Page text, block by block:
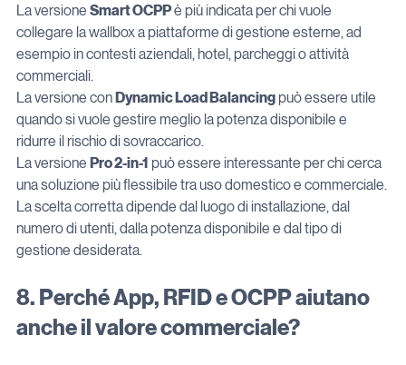
La versione Smart OCPP è più indicata per chi vuole
collegare la wallbox a piattaforme di gestione esterne, ad
esempio in contesti aziendali, hotel, parcheggi o attività
commerciali.
La versione con Dynamic Load Balancing può essere utile
quando si vuole gestire meglio la potenza disponibile e
ridurre il rischio di sovraccarico.
La versione Pro 2-in-1 può essere interessante per chi cerca
una soluzione più flessibile tra uso domestico e commerciale.
La scelta corretta dipende dal luogo di installazione, dal
numero di utenti, dalla potenza disponibile e dal tipo di
gestione desiderata.
8. Perché App, RFID e OCPP aiutano
anche il valore commerciale?